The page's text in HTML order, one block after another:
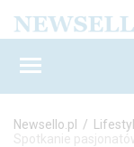
Newsello.pl /
Spotkanie